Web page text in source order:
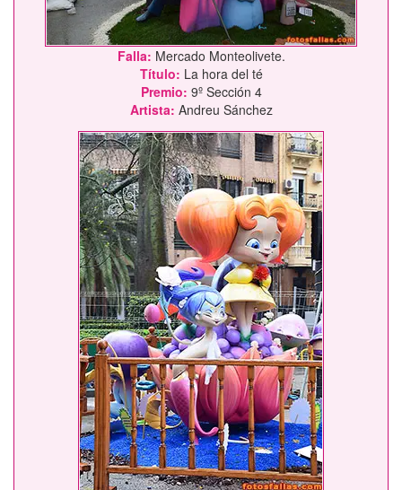
Falla: Mercado Monteolivete.
Título: La hora del té
Premio: 9º Sección 4
Artista: Andreu Sánchez